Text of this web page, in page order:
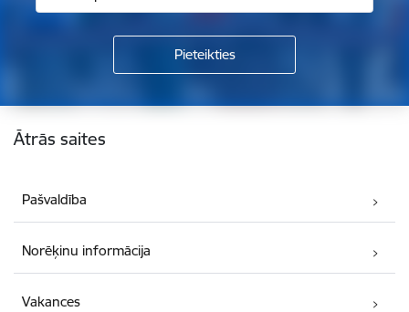
Kājene
Ātrās saites
Pašvaldība
Norēķinu informācija
Vakances